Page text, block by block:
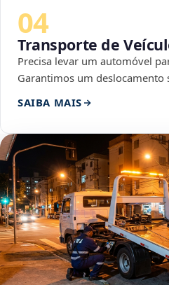
04
Transporte de
Precisa levar um automóvel
Garantimos um deslocamento
SAIBA MAIS